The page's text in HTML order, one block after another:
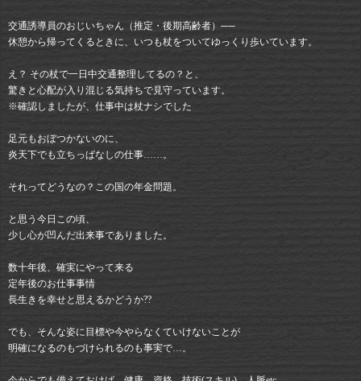
交通誘導員のおじいちゃん（推定・後期高齢者）──
休憩から帰ってくるときに、いつも杖をついてゆっくり歩いています。
え？ その杖で一日中交通整理してるの？と、
驚きと心配が入り混じる気持ちで見守っています。
※確認しましたが、仕事中は杖ナシでした
足元もおぼつかないのに、
炎天下でも立ちっぱなしの仕事……。
それってどうなの？この国の年金問題。
と思う今日この頃、
少し心が凹んだ出来事でありました。
数十年後、確実にやって来る
定年後のお仕事事情
長生きを幸せと思えるかどうか??
でも、そんな姿に目標や今やらなくていけないことが
明確になるのもづけられるのも事実で…。